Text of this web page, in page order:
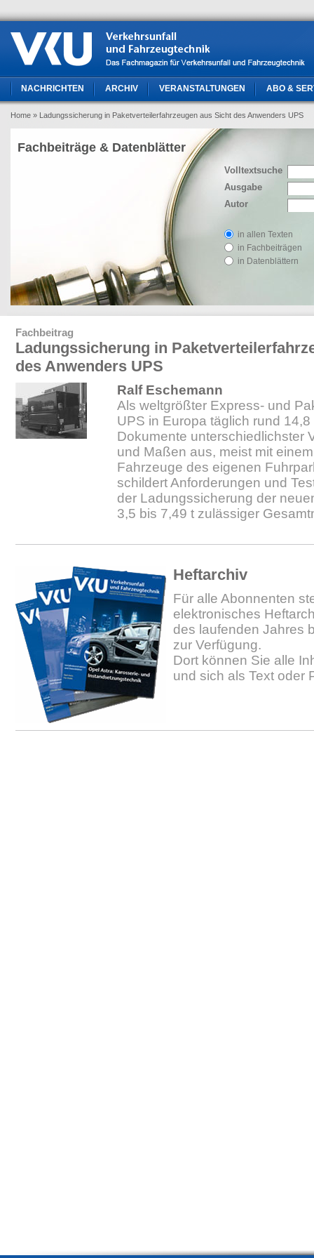
NACHRICHTEN ARCHIV VERANSTALTUNGEN ABO &
Home » Ladungssicherung in Paketverteilerfahrzeugen aus Sicht des Anwenders UPS
Volltextsuche
Ausgabe
Autor
in allen Texten
in Fachbeiträgen
in Datenblättern
Fachbeiträge & Datenblätter
Fachbeitrag
Ladungssicherung in
des Anwenders UPS
Ralf Eschemann
Als weltgrößter Express- und
UPS in Europa täglich rund
Dokumente unterschiedlichster
und Maßen aus, meist mit
Fahrzeuge des eigenen
schildert Anforderungen und
der Ladungssicherung der
3,5 bis 7,49 t zulässiger
Heftarchiv
Für alle Abonnenten
elektronisches
des laufenden Jahres
zur Verfügung.
Dort können Sie alle
und sich als Text oder